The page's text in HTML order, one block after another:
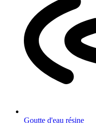
Goutte d'eau résine